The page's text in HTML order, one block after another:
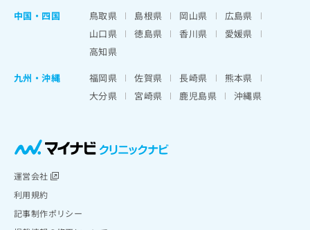
中国・四国
鳥取県 島根県 岡山県
広島県
山口県
徳島県 香川県
愛媛県
高知県
九州・沖縄
福岡県 佐賀県 長崎県
熊本県
大分県
宮崎県 鹿児島県 沖縄県
運営会社
利用規約
記事制作ポリシー